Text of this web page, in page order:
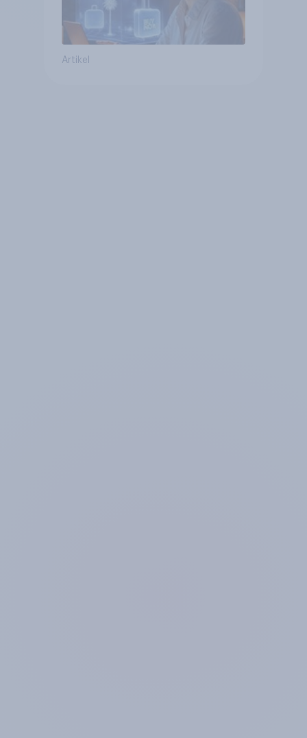
Artikel